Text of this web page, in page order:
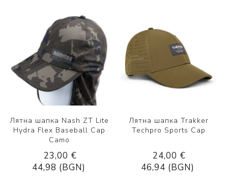
Лятна шапка Nash ZT Lite
Hydra Flex Baseball Cap
Camo
23,00 €
44,98 (BGN)
Лятна шапка Trakker
Techpro Sports Cap
24,00 €
46,94 (BGN)